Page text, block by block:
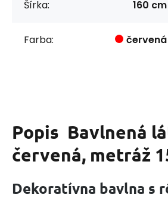
Šírka: 160 cm
Farba: červená
Popis Bavlnená
červená, metráž
Dekoratívna bavlna s